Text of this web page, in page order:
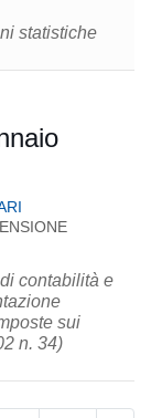
statistiche
contabilità e
sui
n. 34)